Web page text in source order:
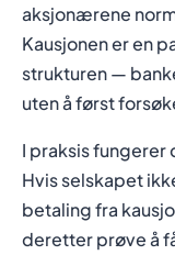
aksjonærene
Kausjonen er en
strukturen —
uten å først
I praksis
Hvis selskapet
betaling fra
deretter prøve å